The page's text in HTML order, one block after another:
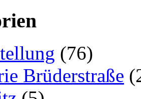
(76)
Brüderstraße